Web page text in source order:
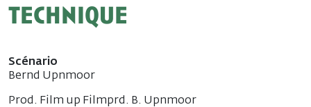
technique
Scénario
Bernd Upnmoor
Prod. Film up Filmprd. B. Upnmoor